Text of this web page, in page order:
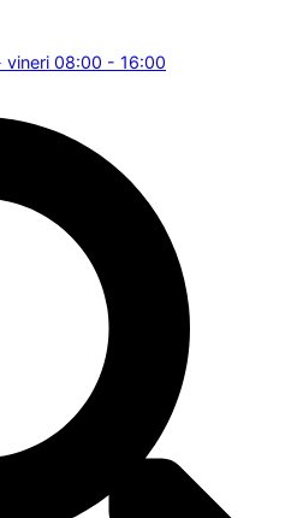
vineri 08:00 - 16:00